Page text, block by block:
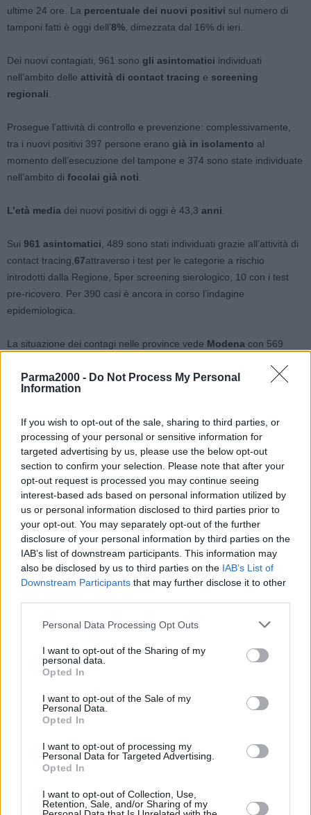
Parma2000 - Do Not Process My Personal
Information
If you wish to opt-out of the sale, sharing to third parties, or
processing of your personal or sensitive information for
targeted advertising by us, please use the below opt-out
section to confirm your selection. Please note that after your
opt-out request is processed you may continue seeing
interest-based ads based on personal information utilized by
us or personal information disclosed to third parties prior to
your opt-out. You may separately opt-out of the further
disclosure of your personal information by third parties on the
IAB’s list of downstream participants. This information may
also be disclosed by us to third parties on the IAB’s List of
Downstream Participants that may further disclose it to other
Personal Data Processing Opt Outs
I want to opt-out of the Sharing of my
personal data.
Opted In
I want to opt-out of the Sale of my
Personal Data.
Opted In
I want to opt-out of processing my
Personal Data for Targeted Advertising.
Opted In
I want to opt-out of Collection, Use,
Retention, Sale, and/or Sharing of my
ultime 24 ore. La percentuale dei nuovi positivi sul numero di
tamponi fatti è oggi dell’8% , dimezzata dal 16% di ieri.
Dei nuovi contagiati, 961 sono gli asintomatici individuati
nell’ambito delle attività di contact tracing e screening
regionali
Prosegue l’attività di controllo e prevenzione: complessivamente,
tra i nuovi positivi 397 persone erano già in isolamento al
momento dell’esecuzione del tampone e 374 sono state individuate
nell’ambito di focolai già noti
L’età media dei nuovi positivi di oggi è 43,3 anni
Sui 961 asintomatici , 489 sono stati individuati grazie all’attività di
contact tracing, 67attraverso i test per le categorie a rischio
introdotti dalla Regione, 5per screening sierologico, 10 con i test
pre-ricovero. Per 390 casi è ancora in corso l’indagine
epidemiologica.
La situazione dei contagi nelle province vede Modena con 569
(141),Ferrara(137),Piacenza(131), Rimini(122),
(107),
Parma(100),Cesena
Questi i dati – accertati alle ore 12 di oggi sulla base delle richieste
istituzionali – relativi all’andamento dell’epidemia in regione.
tamponi effettuati sono stati 23.700, per un totale di 1.635.729.
A questi si aggiungono anche 3.634test sierologici.
casi attivi, cioè il numero di malati effettivi, a oggi sono 28.348
(1.859 in più di ieri). Di questi, le persone inisolamento a casa,
ovvero quelle con sintomi lievi che non richiedono cure ospedaliere
o risultano prive di sintomi, sono complessivamente 26.731 (+
Purtroppo, si registrano23 nuovi decessi: 6 in provincia di
in provincia diBologna
(3 uomini di 69, 76 e 83 anni e 2 donne di
90 e 100 anni), 4 in provincia di
e una donna di 87 anni),
4 in provincia di
94, 96 anni e un uomo di 75 anni); 3 in provincia di
Reggio Emilia
(3 uomini, rispettivamente di 82, 87 e 88 anni) e 1 in provincia di
Ravenna(un uomo di 85 anni).Non si registrano decessi
province diPiacenza, Forlì-Cesena e Rimini.Dall’inizio
dell’epidemia i morti complessivi in Emilia-Romagna sono 4.687.
I pazienti ricoverati interapia intensiva sono 153
(+15 rispetto a